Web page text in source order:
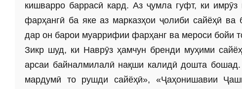
кишварро баррасӣ кард. Аз ҷумла гуфт, ки
фарҳангӣ ба яке аз марказҳои ҷолиби сайёҳӣ
дар он барои муаррифии фарҳанг ва мероси бойи
Зикр шуд, ки Наврӯз ҳамчун бренди муҳими
арсаи байналмилалӣ нақши калидӣ дошта
мардумӣ то рушди сайёҳӣ», «Ҷаҳонишавии